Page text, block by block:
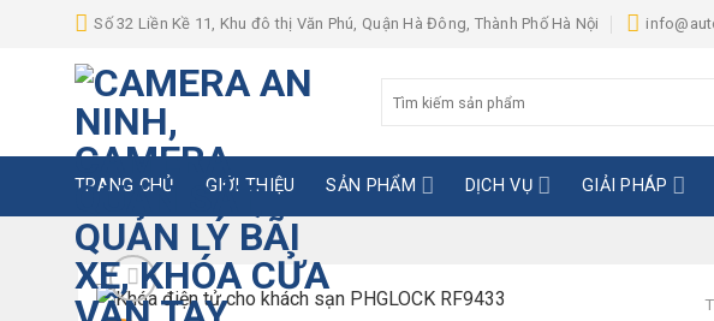
Số 32 Liền Kề 11, Khu đô thị Văn Phú, Quận Hà Đông, Thành Phố Hà Nội
kiếm:
TRANG CHỦ GIỚI THIỆU SẢN PHẨM DỊCH VỤ GIẢI PHÁP